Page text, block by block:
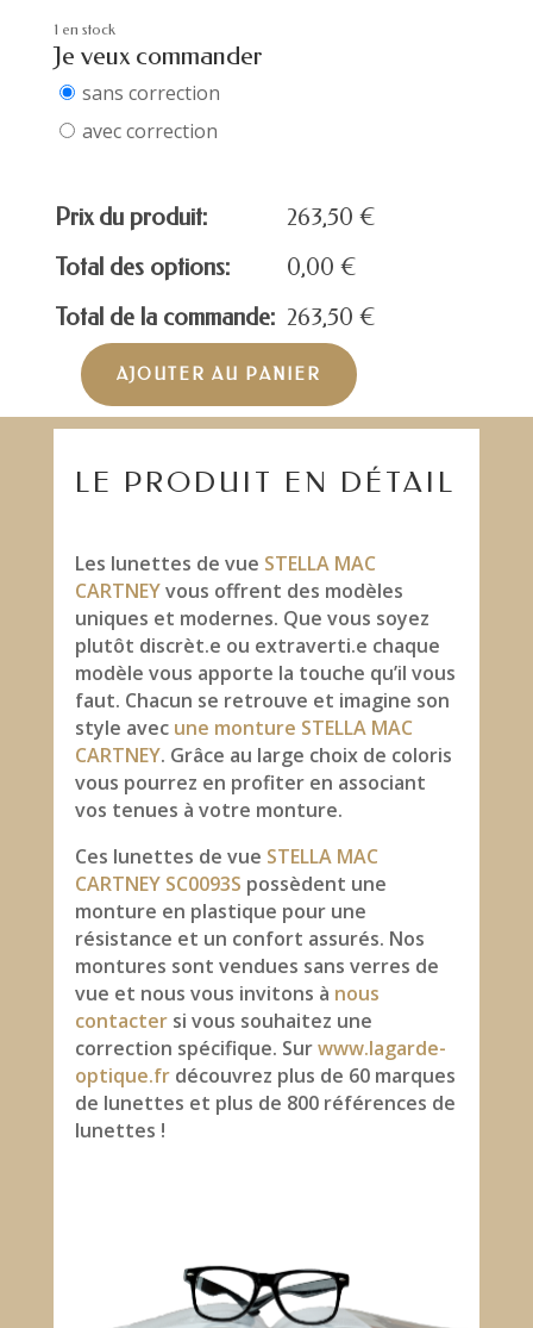
1 en stock
Je veux commander
sans correction
avec correction
Prix du produit: 263,50 €
Total des options:
0,00 €
Total de la commande: 263,50 €
quantité
de
MAC
CARTNEY
AJOUTER AU PANIER
LE PRODUIT EN DÉTAIL
Les lunettes de vue STELLA MAC
CARTNEYvous offrent des modèles
uniques et modernes. Que vous soyez
plutôt discrèt.e ou extraverti.e chaque
modèle vous apporte la touche qu’il vous
faut. Chacun se retrouve et imagine son
style avec une monture STELLA MAC
CARTNEY. Grâce au large choix de coloris
vous pourrez en profiter en associant
vos tenues à votre monture.
Ces lunettes de vue STELLA MAC
CARTNEY SC0093S possèdent une
monture en plastique pour une
résistance et un confort assurés. Nos
montures sont vendues sans verres de
vue et nous vous invitons à nous
contactersi vous souhaitez une
correction spécifique. Surwww.lagarde-
optique.frdécouvrez plus de 60 marques
de lunettes et plus de 800 références de
lunettes !